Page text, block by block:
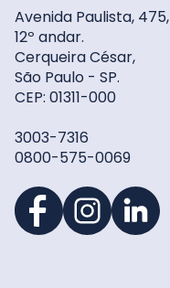
Avenida Paulista, 475,
12º andar.
Cerqueira César,
São Paulo - SP.
CEP: 01311-000
3003-7316
0800-575-0069